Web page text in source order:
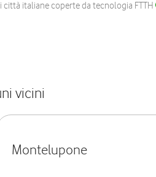
italiane coperte da tecnologia FTTH
vicini
Montelupone